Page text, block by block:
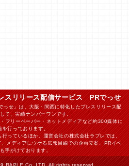
スリリース配信サービス PRでっせ
っせ」は、大阪・関西に特化したプレスリリース配
て、実績ナンバーワンです。
フリーペーパー・ネットメディアなど約300媒体に
を行っております。
っているほか、運営会社の株式会社ラプレでは、
メディアにウケる広報目線での企画立案、PRイベ
手がけております。